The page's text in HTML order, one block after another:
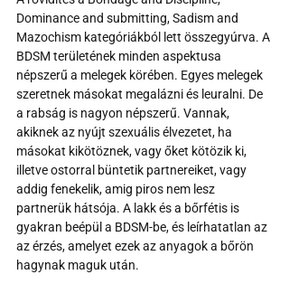
Dominance and submitting, Sadism and
Mazochism kategóriákból lett összegyúrva. A
BDSM területének minden aspektusa
népszerű a melegek körében. Egyes melegek
szeretnek másokat megalázni és leuralni. De
a rabság is nagyon népszerű. Vannak,
akiknek az nyújt szexuális élvezetet, ha
másokat kikötöznek, vagy őket kötözik ki,
illetve ostorral büntetik partnereiket, vagy
addig fenekelik, amig piros nem lesz
partnerük hátsója. A lakk és a bőrfétis is
gyakran beépül a BDSM-be, és leírhatatlan az
az érzés, amelyet ezek az anyagok a bőrön
hagynak maguk után.